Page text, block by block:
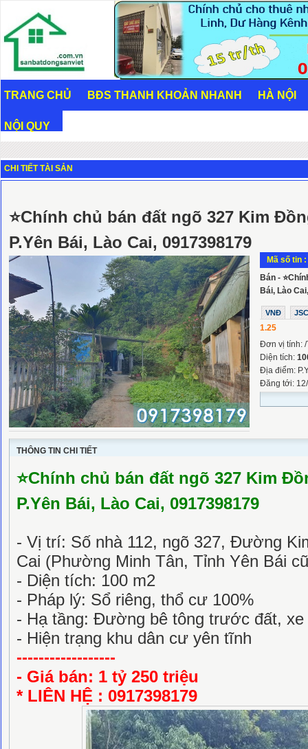
TRANG CHỦ BĐS THANH KHOẢN NHANH HÀ NỘI
NỘI QUY
CHI TIẾT TÀI SẢN
⭐Chính chủ bán đất ngõ 327 Kim
P.Yên Bái, Lào Cai, 0917398179
Mã số tin
Bán -
Bái, Lào
VNĐ JSC
1.25
Đơn vị tính: /
Diện tích:
Địa điểm:
Đăng tới:
THÔNG TIN CHI TIẾT
⭐Chính chủ bán đất ngõ 327 Kim
P.Yên Bái, Lào Cai, 0917398179
- Vị trí: Số nhà 112, ngõ 327, Đường
Cai (Phường Minh Tân, Tỉnh Yên Bái
- Diện tích: 100 m2
- Pháp lý: Sổ riêng, thổ cư 100%
- Hạ tầng: Đường bê tông trước đất,
- Hiện trạng khu dân cư yên tĩnh
------------------
- Giá bán: 1 tỷ 250 triệu
* LIÊN HỆ : 0917398179